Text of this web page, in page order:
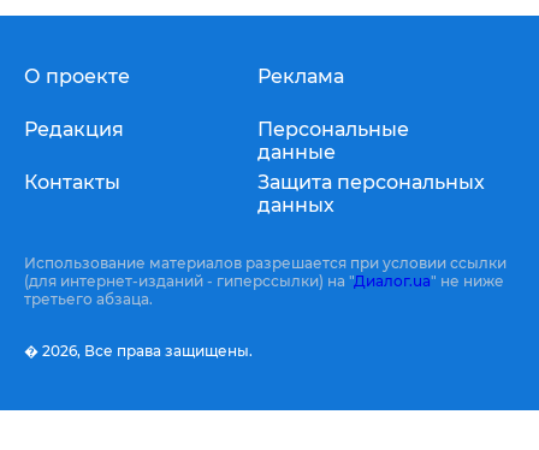
О проекте
Редакция
Контакты
Реклама
Персональные
данные
Защита персональных
данных
Использование материалов разрешается при условии ссылки
(для интернет-изданий - гиперссылки) на "Диалог.ua" не ниже
третьего абзаца.
� 2026, Все права защищены.